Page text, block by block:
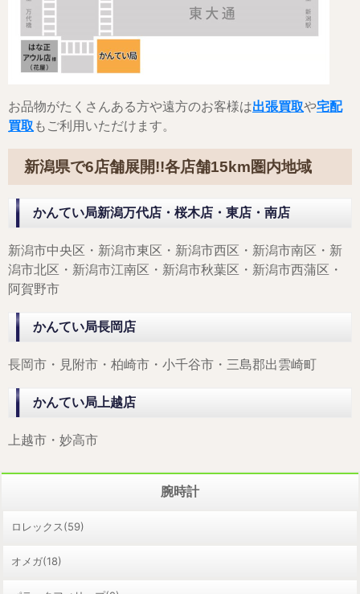
お品物がたくさんある方や遠方のお客様は出張買取や宅配
買取 もご利用いただけます。
新潟県で6店舗展開!!各店舗15km圏内地域
かんてい局新潟万代店・桜木店・東店・南店
新潟市中央区・新潟市東区・新潟市西区・新潟市南区・新
潟市北区・新潟市江南区・新潟市秋葉区・新潟市西蒲区・
阿賀野市
かんてい局長岡店
長岡市・見附市・柏崎市・小千谷市・三島郡出雲崎町
かんてい局上越店
上越市・妙高市
腕時計
ロレックス(59)
オメガ(18)